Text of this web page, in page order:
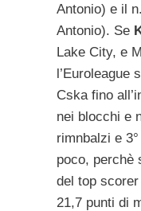
Antonio) e il
Antonio). Se
Lake City, e
l’Euroleague
Cska fino
nei blocchi e
rimnbalzi e
poco, perchè
del top
21,7 punti di